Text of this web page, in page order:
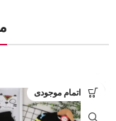
اتمام موجودی